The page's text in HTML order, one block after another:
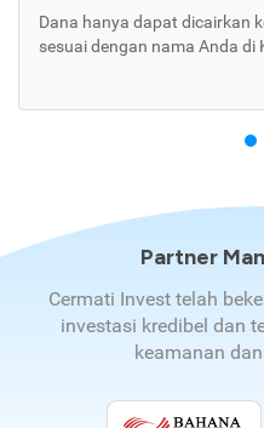
Dana hanya dapat dicairkan
sesuai dengan nama Anda di
Partner
Cermati Invest telah
investasi kredibel dan
keamanan